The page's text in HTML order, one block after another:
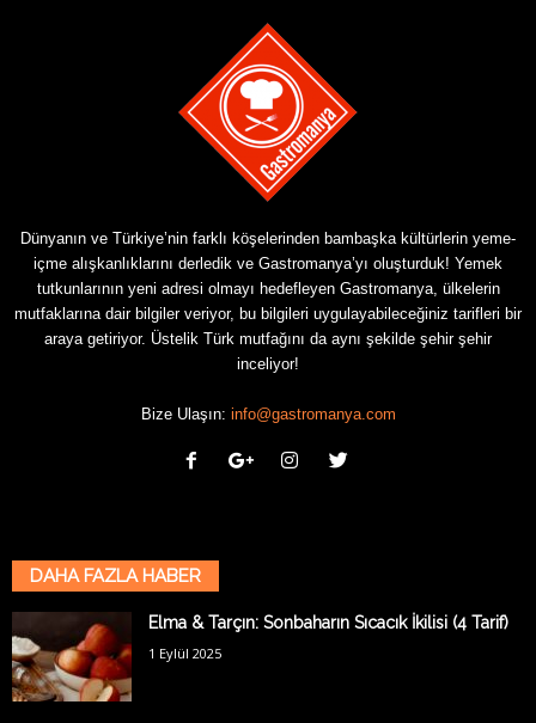
Dünyanın ve Türkiye’nin farklı köşelerinden bambaşka kültürlerin yeme-
içme alışkanlıklarını derledik ve Gastromanya’yı oluşturduk! Yemek
tutkunlarının yeni adresi olmayı hedefleyen Gastromanya, ülkelerin
mutfaklarına dair bilgiler veriyor, bu bilgileri uygulayabileceğiniz tarifleri bir
araya getiriyor. Üstelik Türk mutfağını da aynı şekilde şehir şehir
inceliyor!
Bize Ulaşın: info@gastromanya.com
DAHA FAZLA HABER
Elma & Tarçın: Sonbaharın Sıcacık İkilisi (4 Tarif)
1 Eylül 2025